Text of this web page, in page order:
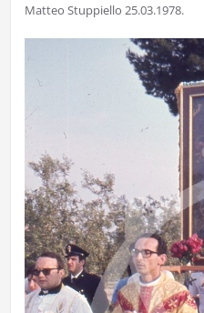
Matteo Stuppiello 25.03.1978.